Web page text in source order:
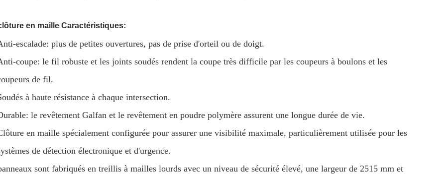
en maille Caractéristiques:
escalade: plus de petites ouvertures, pas de prise d'orteil ou de doigt.
coupe: le fil robuste et les joints soudés rendent la coupe très difficile par les coupeurs à boulons et les
de fil.
à haute résistance à chaque intersection.
le revêtement Galfan et le revêtement en poudre polymère assurent une longue durée de vie.
en maille spécialement configurée pour assurer une visibilité maximale, particulièrement utilisée pour les
de détection électronique et d'urgence.
sont fabriqués en treillis à mailles lourds avec un niveau de sécurité élevé, une largeur de 2515 mm et